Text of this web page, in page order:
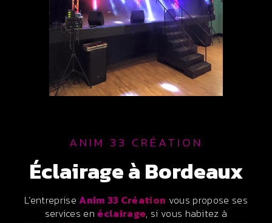
ANIM 33 CRÉATION
éclairage à Bordeaux
L’entrepriseAnim 33 Création vous propose ses
services enéclairage, si vous habitez à